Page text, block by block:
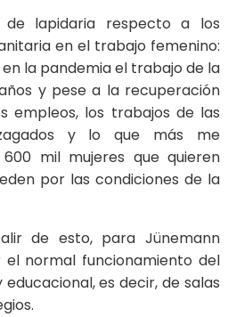
de lapidaria respecto a los
en el trabajo femenino:
en la pandemia el trabajo de la
y pese a la recuperación
empleos, los trabajos de las
y lo que más me
mil mujeres que quieren
por las condiciones de la
de esto, para Jünemann
normal funcionamiento del
es decir, de salas